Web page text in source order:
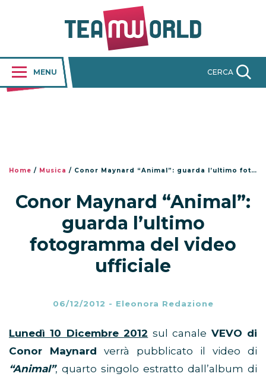
MENU CERCA
Home / Musica / Conor Maynard “Animal”: guarda l’ultimo fotogramma del video ufficiale
Conor Maynard “Animal”:
guarda l’ultimo
fotogramma del video
ufficiale
06/12/2012 - Eleonora Redazione
Lunedì 10 Dicembre 2012 sul canale VEVO di
Conor Maynard verrà pubblicato il video di
“Animal”, quarto singolo estratto dall’album di